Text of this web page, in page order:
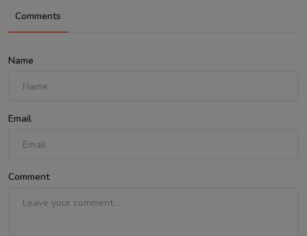
Comments
Name
Email
Comment